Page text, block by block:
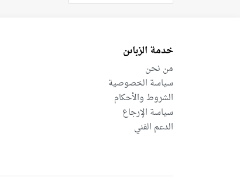
خدمة الزباىن
من نحن
سياسة الخصوصية
الشروط والأحكام
سياسة الإرجاع
الدعم الفني